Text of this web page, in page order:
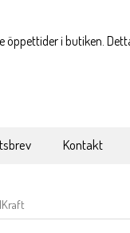
öppettider i butiken.
Kontakt